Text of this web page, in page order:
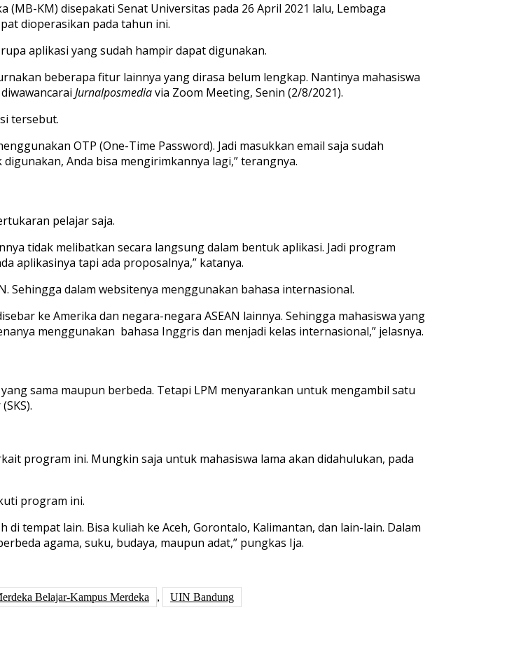
KM) disepakati Senat Universitas pada 26 April 2021 lalu, Lembaga
dioperasikan pada tahun ini.
aplikasi yang sudah hampir dapat digunakan.
beberapa fitur lainnya yang dirasa belum lengkap. Nantinya mahasiswa
Jurnalposmediavia Zoom Meeting, Senin (2/8/2021).
tersebut.
OTP (One-Time Password). Jadi masukkan email saja sudah
Anda bisa mengirimkannya lagi,” terangnya.
pelajar saja.
tidak melibatkan secara langsung dalam bentuk aplikasi. Jadi program
aplikasinya tapi ada proposalnya,” katanya.
Sehingga dalam websitenya menggunakan bahasa internasional.
ke Amerika dan negara-negara ASEAN lainnya. Sehingga mahasiswa yang
menggunakan bahasa Inggris dan menjadi kelas internasional,” jelasnya.
sama maupun berbeda. Tetapi LPM menyarankan untuk mengambil satu
program ini. Mungkin saja untuk mahasiswa lama akan didahulukan, pada
program ini.
tempat lain. Bisa kuliah ke Aceh, Gorontalo, Kalimantan, dan lain-lain. Dalam
agama, suku, budaya, maupun adat,” pungkas Ija.
Belajar-Kampus Merdeka ,
UIN Bandung